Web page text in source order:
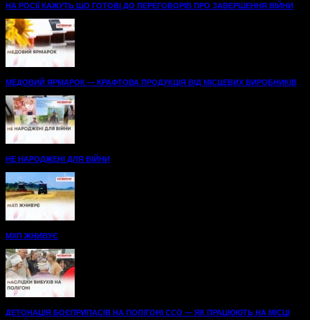
НА РОСІЇ КАЖУТЬ ЩО ГОТОВІ ДО ПЕРЕГОВОРІВ ПРО ЗАВЕРШЕННЯ ВІЙНИ
МЕДОВИЙ ЯРМАРОК — КРАФТОВА ПРОДУКЦІЯ ВІД МІСЦЕВИХ ВИРОБНИКІВ
НЕ НАРОДЖЕНІ ДЛЯ ВІЙНИ
МХП ЖНИВУЄ
ДЕТОНАЦІЯ БОЄПРИПАСІВ НА ПОЛІГОНІ ССО — ЯК ПРАЦЮЮТЬ НА МІСЦІ